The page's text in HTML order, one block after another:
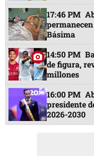
17:46 PM
Básima
14:50 PM
de figura,
millones
16:00 PM
presidente
2026-2030